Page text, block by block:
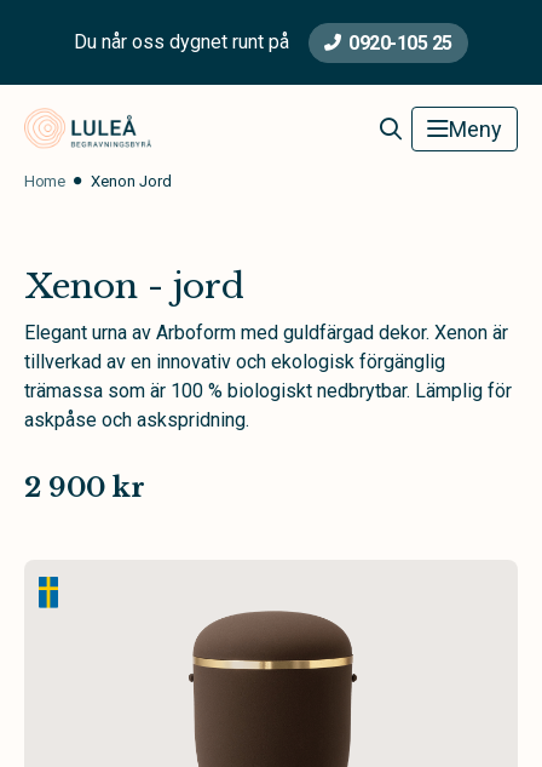
Du når oss dygnet runt på 0920-105 25
Meny
Home Xenon Jord
Xenon - jord
Elegant urna av Arboform med guldfärgad dekor. Xenon är
tillverkad av en innovativ och ekologisk förgänglig
trämassa som är 100 % biologiskt nedbrytbar. Lämplig för
askpåse och askspridning.
2 900 kr